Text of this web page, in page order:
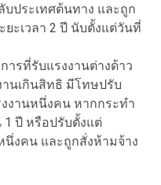
บประเทศต้นทาง และถูก
ะเวลา 2 ปี นับตั้งแต่วันที่
รที่รับแรงงานต่างด้าว
นเกินสิทธิ มีโทษปรับ
งงานหนึ่งคน หากกระทำ
1 ปี หรือปรับตั้งแต่
นึ่งคน และถูกสั่งห้ามจ้าง